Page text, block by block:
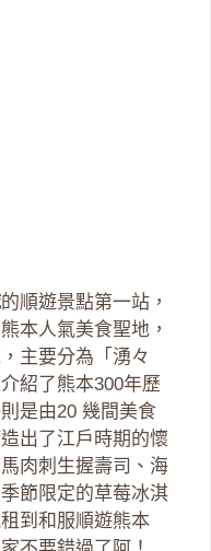
的順遊景點第一站，
本人氣美食聖地，
主要分為「湧々
紹了熊本300年歷
是由20 幾間美食
出了江戶時期的懷
肉刺生握壽司、海
節限定的草莓冰淇
到和服順遊熊本